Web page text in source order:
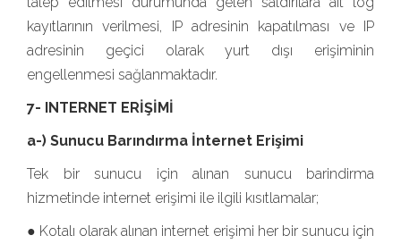
kayıtlarının verilmesi, IP adresinin kapatılması ve IP
adresinin geçici olarak yurt dışı erişiminin
engellenmesi sağlanmaktadır.
7- INTERNET ERİŞİMİ
a-) Sunucu Barındırma İnternet Erişimi
Tek bir sunucu için alınan sunucu barindirma
hizmetinde internet erişimi ile ilgili kısıtlamalar;
● Kotalı olarak alınan internet erişimi her bir sunucu için